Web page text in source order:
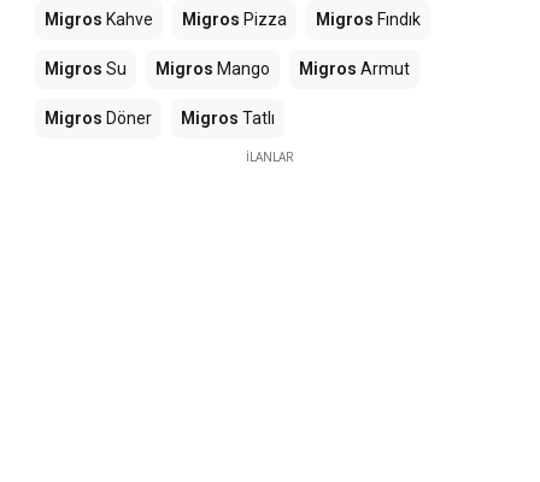
Migros Kahve Migros Pizza Migros Fındık
Migros Su Migros Mango Migros Armut
Migros Döner Migros Tatlı
İLANLAR